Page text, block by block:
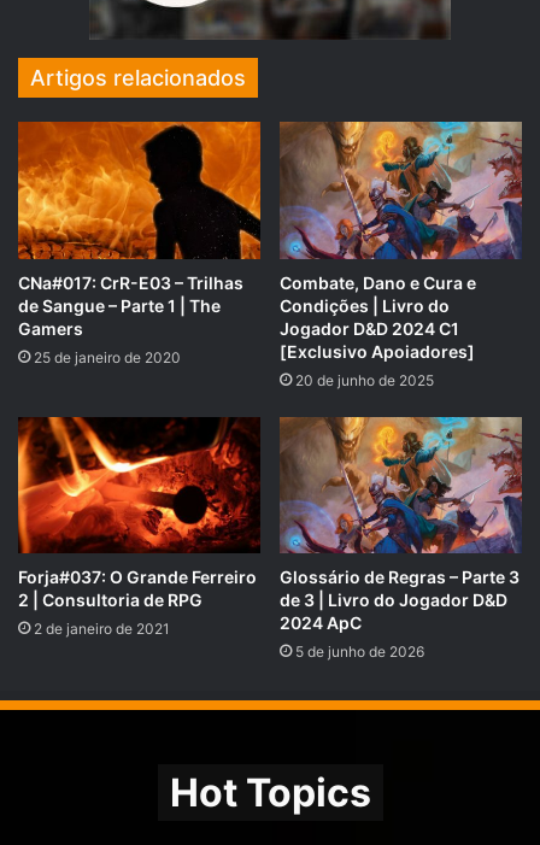
NOVIDADE!!! Dungeons & Dragons Core Rulebook Gift
Set ← clique para comprar
Artigos relacionados
CNa#017: CrR-E03 – Trilhas
de Sangue – Parte 1 | The
Gamers
25 de janeiro de 2020
Combate, Dano e Cura e
Condições | Livro do
Jogador D&D 2024 C1
[Exclusivo Apoiadores]
20 de junho de 2025
Forja#037: O Grande Ferreiro
2 | Consultoria de RPG
2 de janeiro de 2021
Glossário de Regras – Parte 3
de 3 | Livro do Jogador D&D
2024 ApC
5 de junho de 2026
Hot Topics